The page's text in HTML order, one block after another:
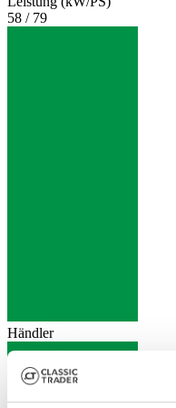
58 / 79
Händler